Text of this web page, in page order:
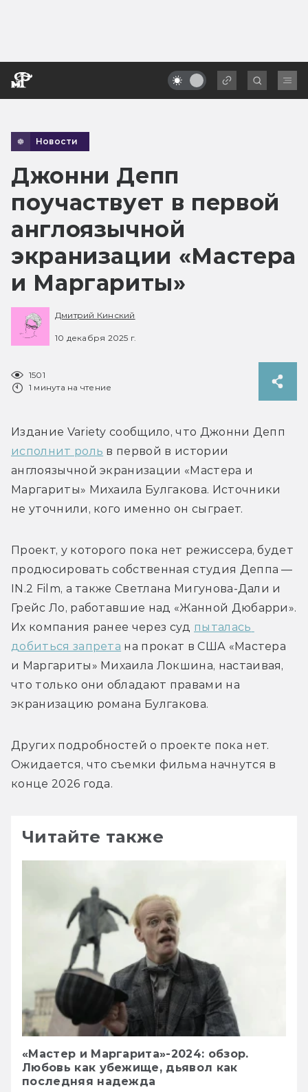
Новости
Джонни Депп
поучаствует в первой
англоязычной
экранизации «Мастера
и Маргариты»
Дмитрий Кинский
10 декабря 2025 г.
1501
1 минута на чтение
исполнит роль в первой в истории
англоязычной экранизации «Мастера и
Маргариты» Михаила Булгакова. Источники
не уточнили, кого именно он сыграет.
Проект, у которого пока нет режиссера, будет
продюсировать собственная студия Деппа —
IN.2 Film, а также Светлана Мигунова-Дали и
Грейс Ло, работавшие над «Жанной Дюбарри».
Их компания ранее через суд пыталась
добиться запрета на прокат в США «Мастера
и Маргариты» Михаила Локшина, настаивая,
что только они обладают правами на
экранизацию романа Булгакова.
Других подробностей о проекте пока нет.
Ожидается, что съемки фильма начнутся в
конце 2026 года.
Читайте также
«Мастер и Маргарита»-2024: обзор.
Любовь как убежище, дьявол как
последняя надежда